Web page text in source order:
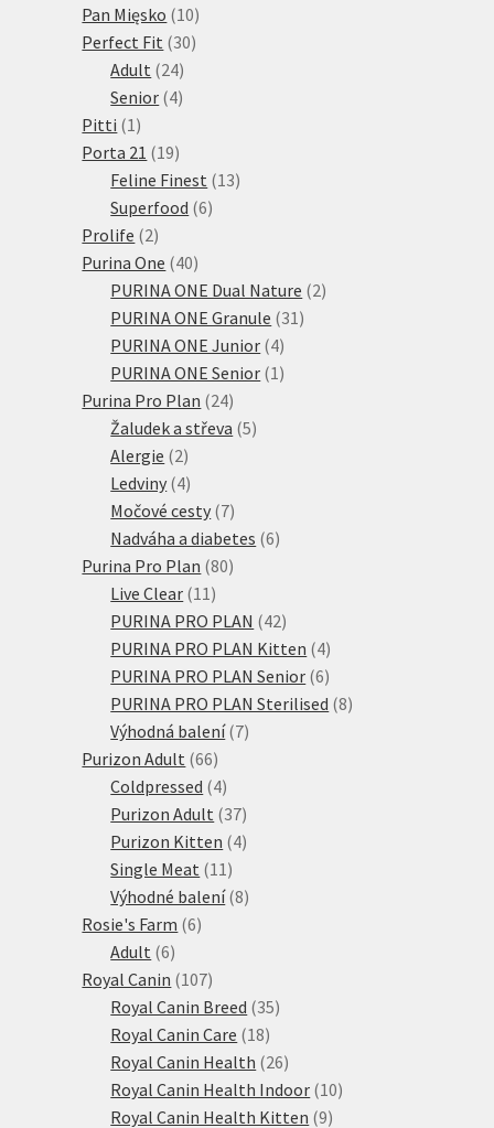
Pan Mięsko 1010
produktů
Perfect Fit 3030
Adult 2424
produktů
Senior 44
Pitti 1 1
produkt
Porta 21 1919
produktů
Feline Finest 1313
Superfood 66
Prolife 22
produkty
Purina One 4040
produktů
PURINA ONE Dual Nature 22
PURINA ONE Granule 31 31
PURINA ONE Junior 44
produkty
PURINA ONE Senior 1 1
Purina Pro Plan 2424
produktů
Žaludek a střeva 55
Alergie 22
produkty
Ledviny 44
produkty
Močové cesty 77
produktů
Nadváha a diabetes 66
Purina Pro Plan 8080
Live Clear 11 11
produktů
PURINA PRO PLAN 4242
produktů
PURINA PRO PLAN Kitten 44
produkty
PURINA PRO PLAN Senior 66
produktů
PURINA PRO PLAN Sterilised 88
Výhodná balení 77
Purizon Adult 6666
produktů
Coldpressed 44
produkty
Purizon Adult 3737
produktů
Purizon Kitten 44
Single Meat 11 11
produktů
Výhodné balení 88
Rosie's Farm 66
Adult 66
produktů
Royal Canin 107107
produktů
Royal Canin Breed 3535
Royal Canin Care 1818
produktů
Royal Canin Health 2626
produktů
Royal Canin Health Indoor 1010
Royal Canin Health Kitten 99